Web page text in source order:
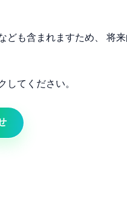
ども含まれますため、 将
してください。